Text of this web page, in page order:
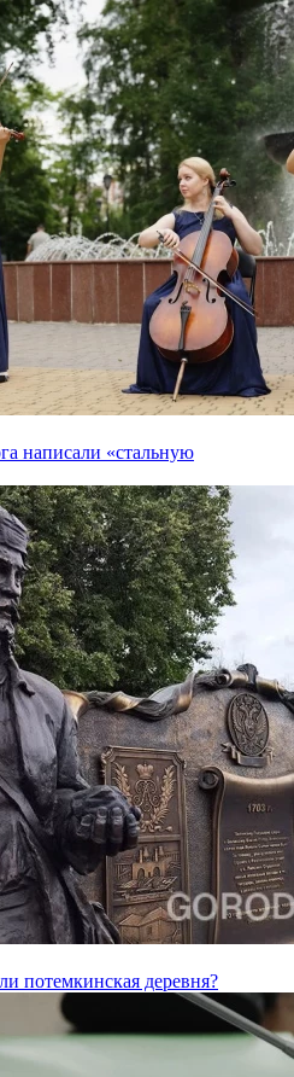
написали «стальную
потемкинская деревня?